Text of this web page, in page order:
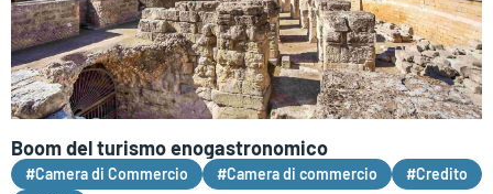
Boom del turismo enogastronomico
#Camera di Commercio #Camera di commercio
#Credito